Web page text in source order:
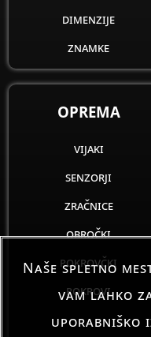
dimenzije
znamke
OPREMA
vijaki
senzorji
zračnice
obročki
pokrovčki
pokrovi
Naše spletno
vam lahko
uporabniško